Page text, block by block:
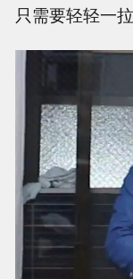
只需要轻轻一